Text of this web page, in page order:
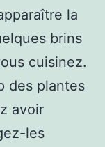
la
brins
cuisinez.
des plantes
avoir
les